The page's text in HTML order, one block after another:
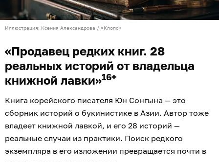
Иллюстрация: Ксения Александрова / «Клопс»
«Продавец редких книг. 28
реальных историй от владельца
книжной лавки»16+
Книга корейского писателя Юн Сонгына — это
сборник историй о букинистике в Азии. Автор тоже
владеет книжной лавкой, и его 28 историй —
реальные случаи из практики. Поиск редкого
экземпляра в его изложении превращается почти в